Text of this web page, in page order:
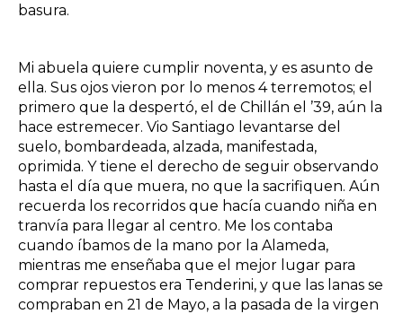
basura.
Mi abuela quiere cumplir noventa, y es asunto de
ella. Sus ojos vieron por lo menos 4 terremotos; el
primero que la despertó, el de Chillán el ’39, aún la
hace estremecer. Vio Santiago levantarse del
suelo, bombardeada, alzada, manifestada,
oprimida. Y tiene el derecho de seguir observando
hasta el día que muera, no que la sacrifiquen. Aún
recuerda los recorridos que hacía cuando niña en
tranvía para llegar al centro. Me los contaba
cuando íbamos de la mano por la Alameda,
mientras me enseñaba que el mejor lugar para
comprar repuestos era Tenderini, y que las lanas se
compraban en 21 de Mayo, a la pasada de la virgen